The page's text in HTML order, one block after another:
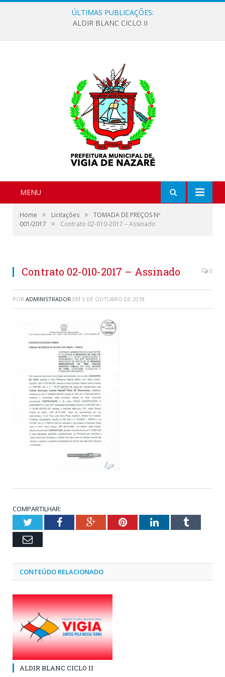
ÚLTIMAS PUBLICAÇÕES:
ALDIR BLANC CICLO II
MENU
Home » Licitações »
TOMADA DE PREÇOS Nº
001/2017
» Contrato 02-010-2017 – Assinado
Contrato 02-010-2017 – Assinado 0
POR ADMINISTRADOR EM 5 DE OUTUBRO DE 2018
COMPARTILHAR:
TwitterFacebookGoogle+PinterestLinkedInTumblr
Email
CONTEÚDO RELACIONADO
ALDIR BLANC CICLO II